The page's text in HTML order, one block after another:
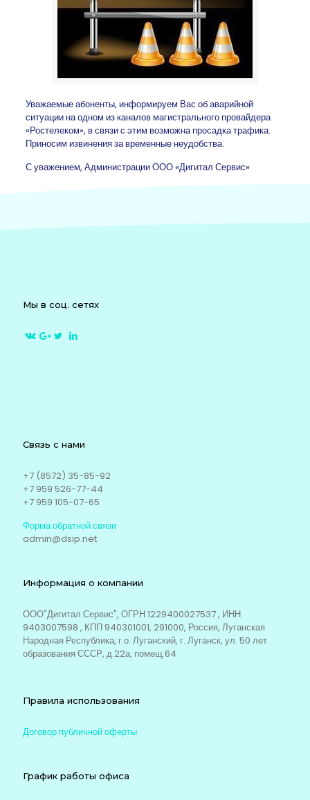
Уважаемые абоненты, информируем Вас об аварийной
ситуации на одном из каналов магистрального провайдера
«Ростелеком», в связи с этим возможна просадка трафика.
Приносим извинения за временные неудобства.
С уважением, Администрации ООО «Дигитал Сервис»
Мы в соц. сетях
Связь с нами
+7 (8572) 35-85-92
+7 959 526-77-44
+7 959 105-07-65
Форма обратной связи
admin@dsip.net
Информация о компании
ООО"Дигитал Сервис", ОГРН 1229400027537 , ИНН
9403007598 , КПП 940301001, 291000, Россия, Луганская
Народная Республика, г.о. Луганский, г. Луганск, ул. 50 лет
образования СССР, д.22а, помещ.64
Правила использования
Договор публичной оферты
График работы офиса